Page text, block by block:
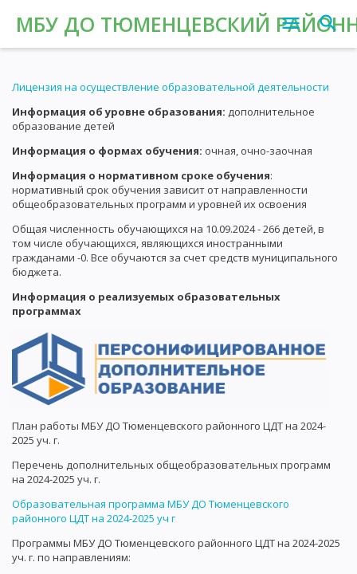
МБУ ДО ТЮМЕНЦЕВСКИЙ
Лицензия на осуществление образовательной деятельности
Информация об уровне образования: дополнительное
образование детей
Информация о формах обучения: очная, очно-заочная
Информация о нормативном сроке обучения:
нормативный срок обучения зависит от направленности
общеобразовательных программ и уровней их освоения
Общая численность обучающихся на 10.09.2024 - 266 детей, в
том числе обучающихся, являющихся иностранными
гражданами -0. Все обучаются за счет средств муниципального
бюджета.
Информация о реализуемых образовательных
программах
План работы МБУ ДО Тюменцевского районного ЦДТ на 2024-
2025 уч. г.
Перечень дополнительных общеобразовательных программ
на 2024-2025 уч. г.
Образовательная программа МБУ ДО Тюменцевского
районного ЦДТ на 2024-2025 уч г
Программы МБУ ДО Тюменцевского районного ЦДТ на 2024-2025
уч. г. по направлениям: